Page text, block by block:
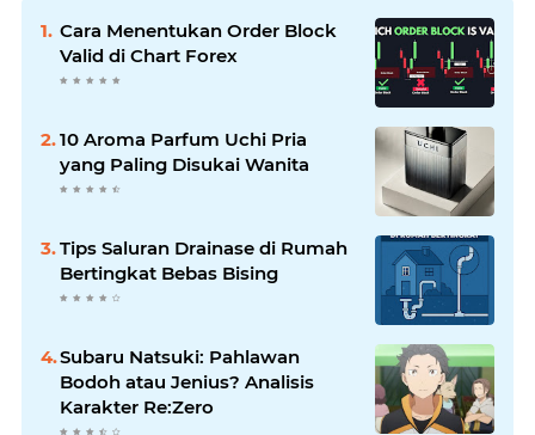
Cara Menentukan Order Block
Valid di Chart Forex
10 Aroma Parfum Uchi Pria
yang Paling Disukai Wanita
Tips Saluran Drainase di Rumah
Bertingkat Bebas Bising
Subaru Natsuki: Pahlawan
Bodoh atau Jenius? Analisis
Karakter Re:Zero